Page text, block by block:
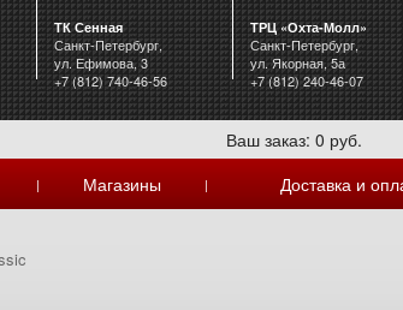
ТК Сенная
Санкт-Петербург,
ул. Ефимова, 3
+7 (812) 740-46-56
ТРЦ «Охта-Молл»
Санкт-Петербург,
ул. Якорная, 5а
+7 (812) 240-46-07
Ваш заказ: 0 руб.
| Магазины | Доставка и